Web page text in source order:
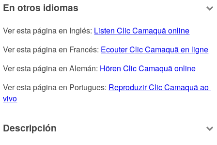
En otros idiomas
Ver esta página en Inglés: Listen Clic Camaquã online
Ver esta página en Francés: Ecouter Clic Camaquã en ligne
Ver esta página en Alemán: Hören Clic Camaquã online
Ver esta página en Portugues: Reproduzir Clic Camaquã ao
vivo
Descripción